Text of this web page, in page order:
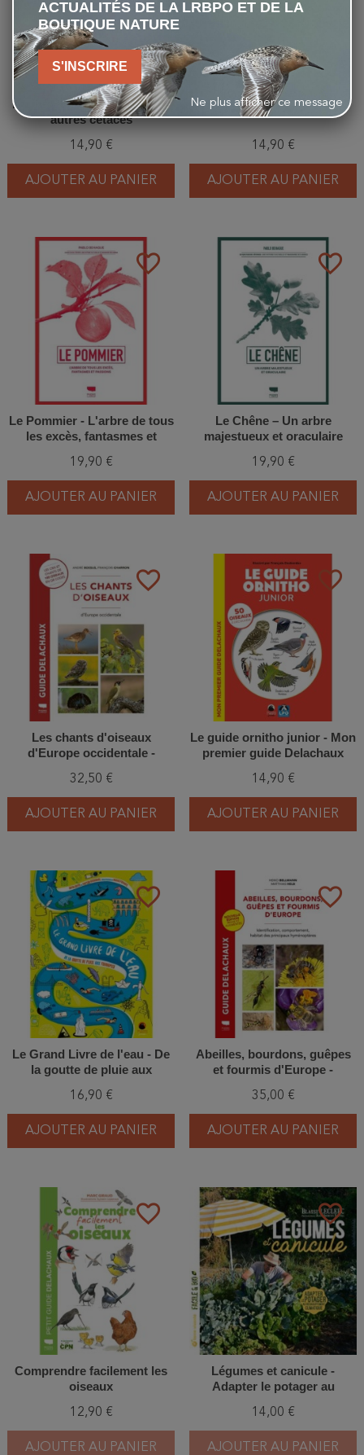
Le Petit livre des baleines et
autres cétacés
14,90 €
AJOUTER AU PANIER
Le Petit livre de la météo
14,90 €
AJOUTER AU PANIER
favorite_border
Le Pommier - L'arbre de tous
les excès, fantasmes et
19,90 €
AJOUTER AU PANIER
favorite_border
Le Chêne – Un arbre
majestueux et oraculaire
19,90 €
AJOUTER AU PANIER
favorite_border
Les chants d'oiseaux
d'Europe occidentale -
32,50 €
AJOUTER AU PANIER
favorite_border
Le guide ornitho junior - Mon
premier guide Delachaux
14,90 €
AJOUTER AU PANIER
favorite_border
Le Grand Livre de l'eau - De
la goutte de pluie aux
16,90 €
AJOUTER AU PANIER
favorite_border
Abeilles, bourdons, guêpes
et fourmis d'Europe -
habitat des principaux
hyménoptères
35,00 €
AJOUTER AU PANIER
favorite_border
Comprendre facilement les
oiseaux
12,90 €
AJOUTER AU PANIER
favorite_border
Légumes et canicule -
Adapter le potager au
14,00 €
AJOUTER AU PANIER
ACTUALITÉS DE LA LRBPO ET DE LA
BOUTIQUE NATURE
S'INSCRIRE
Ne plus afficher ce message